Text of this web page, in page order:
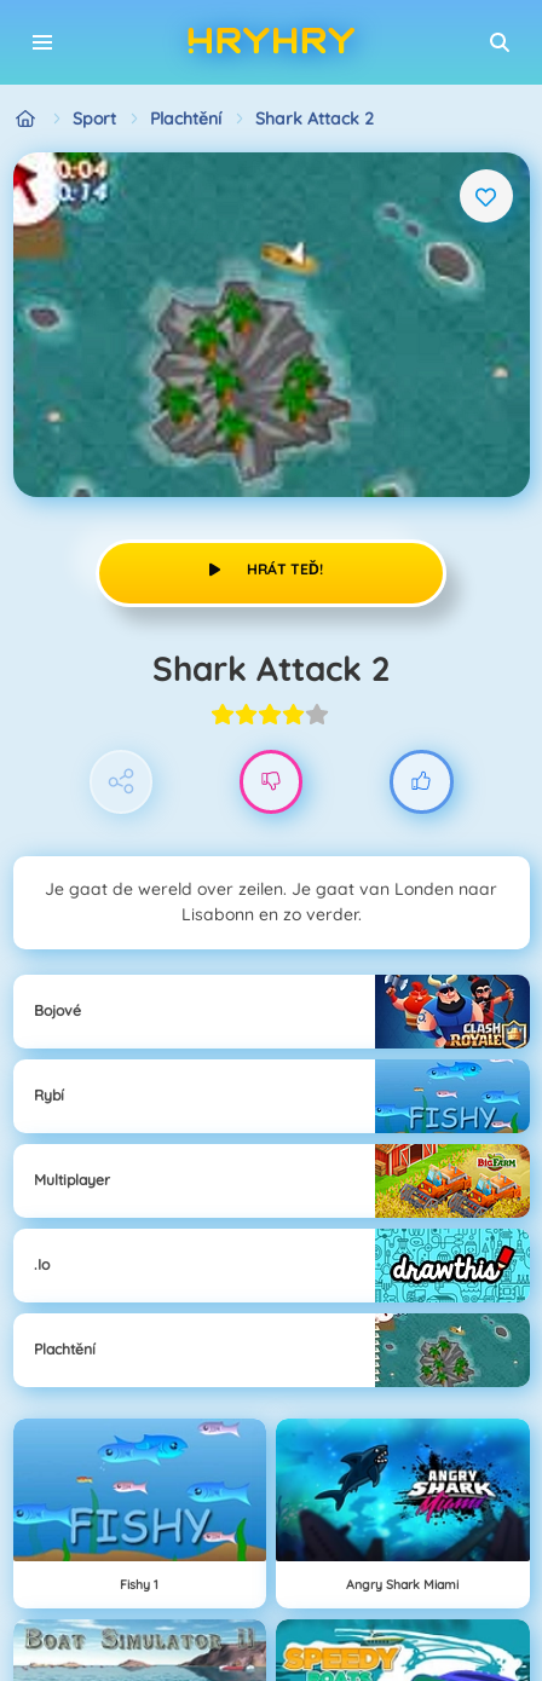
Sport Plachtění Shark Attack 2
HRÁT TEĎ!
Shark Attack 2
Je gaat de wereld over zeilen. Je gaat van Londen naar
Lisabonn en zo verder.
Bojové
Rybí
Multiplayer
.io
Plachtění
Fishy 1 Angry Shark Miami